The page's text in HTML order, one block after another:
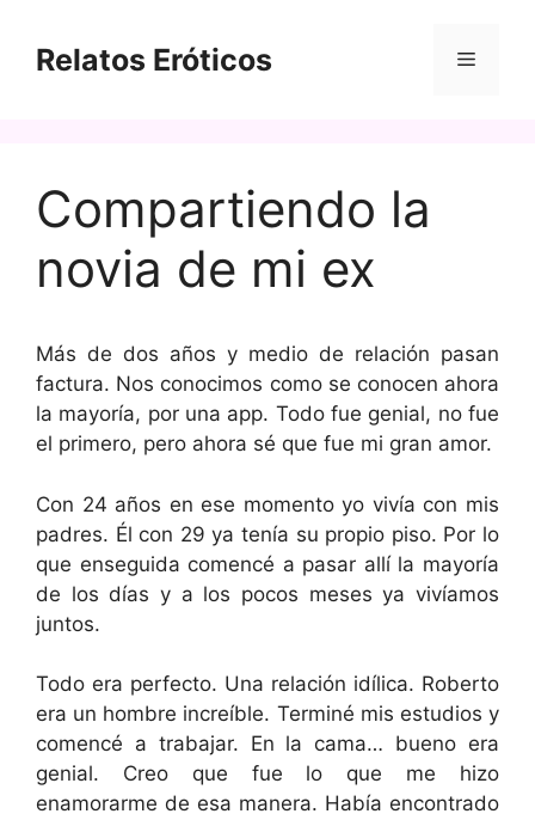
contenido
Relatos Eróticos Menú
Compartiendo la
novia de mi ex
Más de dos años y medio de relación pasan
factura. Nos conocimos como se conocen ahora
la mayoría, por una app. Todo fue genial, no fue
el primero, pero ahora sé que fue mi gran amor.
Con 24 años en ese momento yo vivía con mis
padres. Él con 29 ya tenía su propio piso. Por lo
que enseguida comencé a pasar allí la mayoría
de los días y a los pocos meses ya vivíamos
juntos.
Todo era perfecto. Una relación idílica. Roberto
era un hombre increíble. Terminé mis estudios y
comencé a trabajar. En la cama… bueno era
genial. Creo que fue lo que me hizo
enamorarme de esa manera. Había encontrado